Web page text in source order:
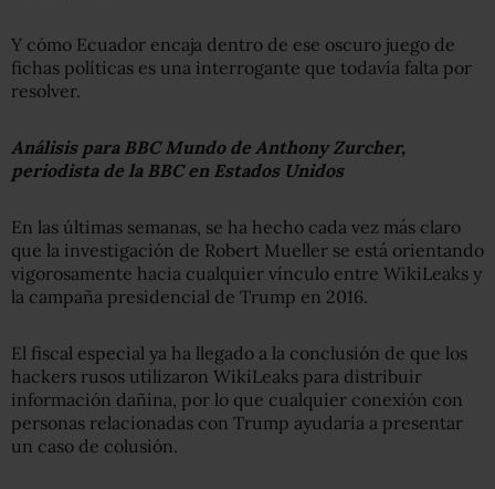
Y cómo Ecuador encaja dentro de ese oscuro juego de
fichas políticas es una interrogante que todavía falta por
resolver.
Análisis para BBC Mundo de Anthony Zurcher,
periodista de la BBC en Estados Unidos
En las últimas semanas, se ha hecho cada vez más claro
que la investigación de Robert Mueller se está orientando
vigorosamente hacia cualquier vínculo entre WikiLeaks y
la campaña presidencial de Trump en 2016.
El fiscal especial ya ha llegado a la conclusión de que los
hackers rusos utilizaron WikiLeaks para distribuir
información dañina, por lo que cualquier conexión con
personas relacionadas con Trump ayudaría a presentar
un caso de colusión.